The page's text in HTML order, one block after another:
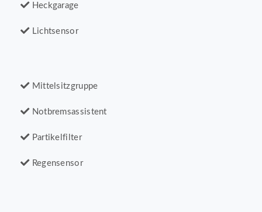
Heckgarage
Lichtsensor
Mittelsitzgruppe
Notbremsassistent
Partikelfilter
Regensensor